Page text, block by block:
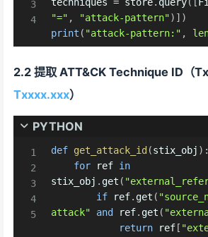
"=" , "attack-pattern") ] )
print ( "attack-pattern:" ,
2.2 提取 ATT&CK Technique ID（
Txxxx.xxx）
PYTHON
def get_attack_id (stix_obj ) :
for ref in
stix_obj . get (
if ref. get (
attack"
and ref. get (
return ref [